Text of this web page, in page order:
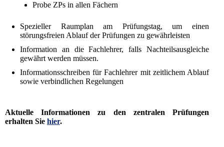
Probe ZPs in allen Fächern
Spezieller Raumplan am Prüfungstag, um einen
störungsfreien Ablauf der Prüfungen zu gewährleisten
Information an die Fachlehrer, falls Nachteilsausgleiche
gewährt werden müssen.
Informationsschreiben für Fachlehrer mit zeitlichem Ablauf
sowie verbindlichen Regelungen
Aktuelle Informationen zu den zentralen Prüfungen
erhalten Sie hier.